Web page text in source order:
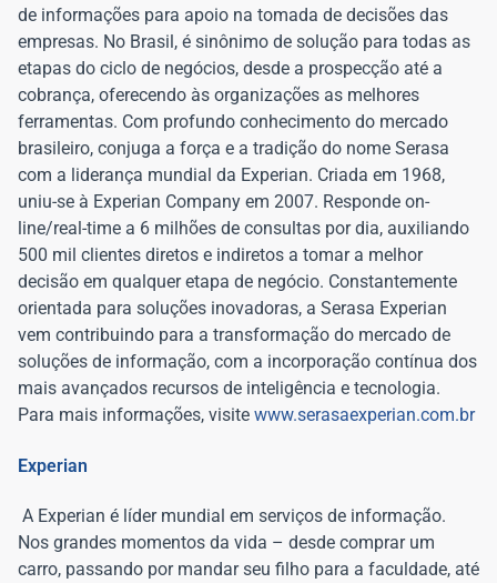
de informações para apoio na tomada de decisões das
empresas. No Brasil, é sinônimo de solução para todas as
etapas do ciclo de negócios, desde a prospecção até a
cobrança, oferecendo às organizações as melhores
ferramentas. Com profundo conhecimento do mercado
brasileiro, conjuga a força e a tradição do nome Serasa
com a liderança mundial da Experian. Criada em 1968,
uniu-se à Experian Company em 2007. Responde on-
line/real-time a 6 milhões de consultas por dia, auxiliando
500 mil clientes diretos e indiretos a tomar a melhor
decisão em qualquer etapa de negócio. Constantemente
orientada para soluções inovadoras, a Serasa Experian
vem contribuindo para a transformação do mercado de
soluções de informação, com a incorporação contínua dos
mais avançados recursos de inteligência e tecnologia.
Para mais informações, visite www.serasaexperian.com.br
Experian
A Experian é líder mundial em serviços de informação.
Nos grandes momentos da vida – desde comprar um
carro, passando por mandar seu filho para a faculdade, até